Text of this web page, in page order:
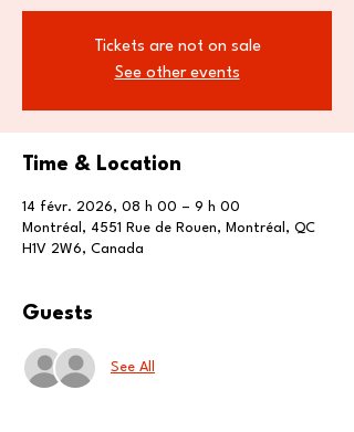
Tickets are not on sale
See other events
Time & Location
14 févr. 2026, 08 h 00 – 9 h 00
Montréal, 4551 Rue de Rouen, Montréal, QC
H1V 2W6, Canada
Guests
See All